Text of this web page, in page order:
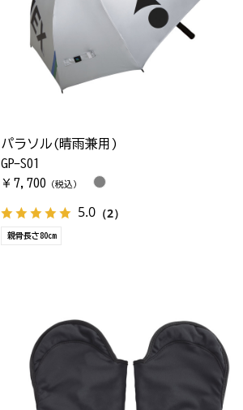
パラソル(晴雨兼用)
GP-S01
￥ 7,700 （税込）
5.0 （2）
親骨長さ80cm